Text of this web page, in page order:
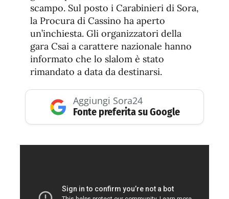
scampo. Sul posto i Carabinieri di Sora,
la Procura di Cassino ha aperto
un’inchiesta. Gli organizzatori della
gara Csai a carattere nazionale hanno
informato che lo slalom è stato
rimandato a data da destinarsi.
Aggiungi Sora24
Fonte preferita su Google